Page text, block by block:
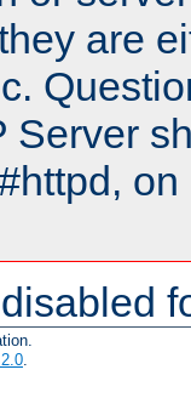
are
Server
.